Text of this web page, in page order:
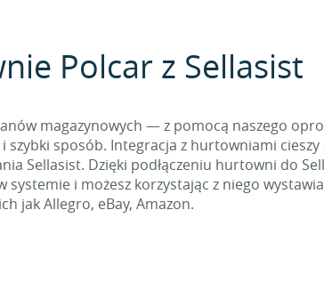
Polcar z Sellasist
magazynowych — z pomocą naszego
sposób. Integracja z hurtowniami cieszy
Sellasist. Dzięki podłączeniu hurtowni do
i możesz korzystając z niego
jak Allegro, eBay, Amazon.